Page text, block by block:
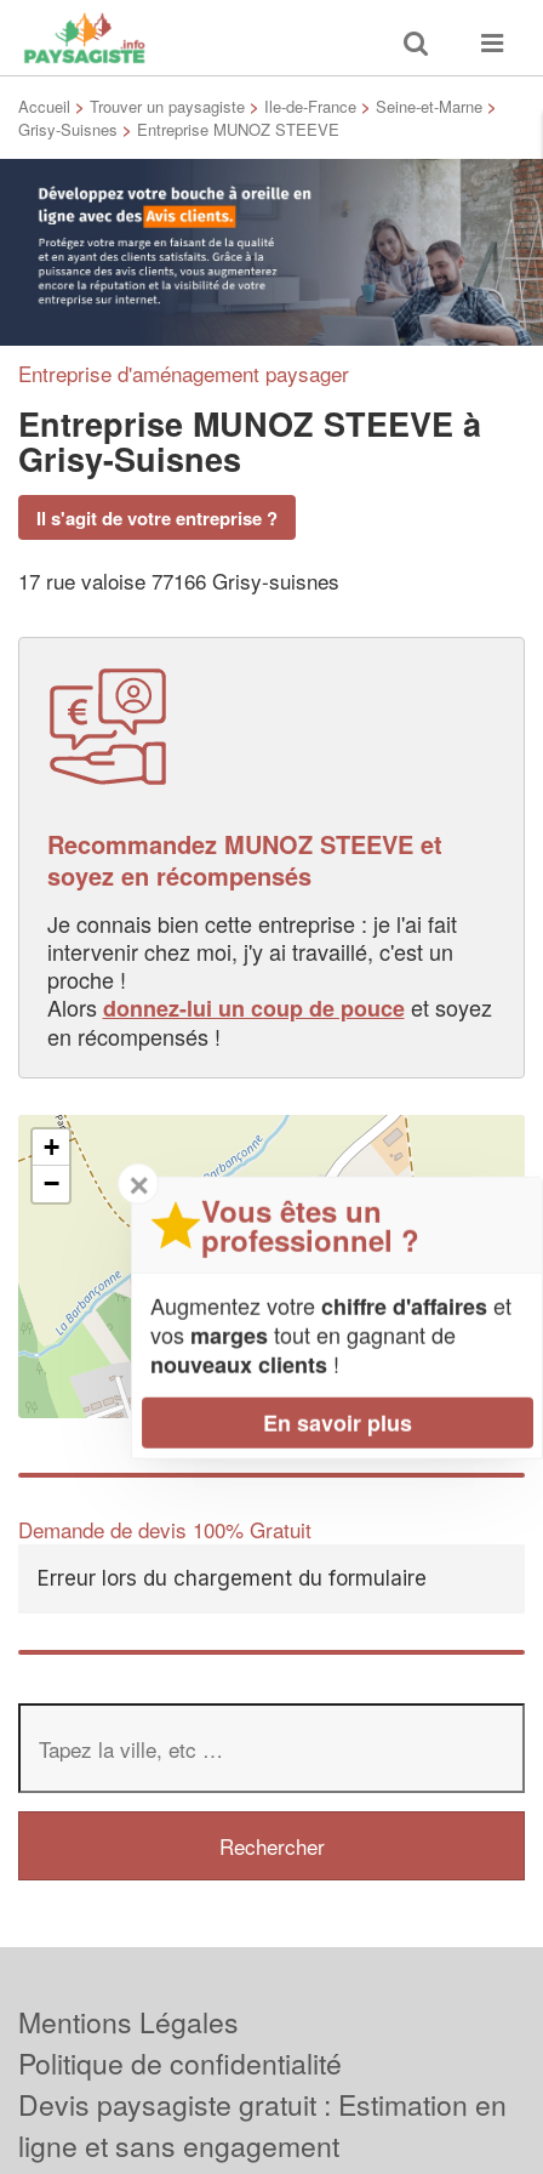
Toggle
search
Toggle
Accueil > Trouver un paysagiste > Ile-de-France > Seine-et-Marne >
Grisy-Suisnes > Entreprise MUNOZ STEEVE
Entreprise d'aménagement paysager
Entreprise MUNOZ STEEVE à
Grisy-Suisnes
Il s'agit de votre entreprise ?
17 rue valoise 77166 Grisy-suisnes
Recommandez MUNOZ STEEVE et
soyez en récompensés
Je connais bien cette entreprise : je l'ai fait
intervenir chez moi, j'y ai travaillé, c'est un
proche !
Alorsdonnez-lui un coup de pouceet soyez
en récompensés !
+
−
Demande de devis 100% Gratuit
Erreur lors du chargement du formulaire
✕
Vous êtes un
professionnel ?
Augmentez votrechiffre d'affaireset
vos margestout en gagnant de
nouveaux clients !
En savoir plus
Mentions Légales
Politique de confidentialité
Devis paysagiste gratuit : Estimation en
ligne et sans engagement